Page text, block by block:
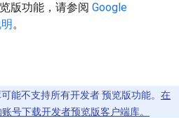
版功能，请参阅 Google
。
能不支持所有开发者 预览版功能。 在
号下载开发者预览版客户端库。